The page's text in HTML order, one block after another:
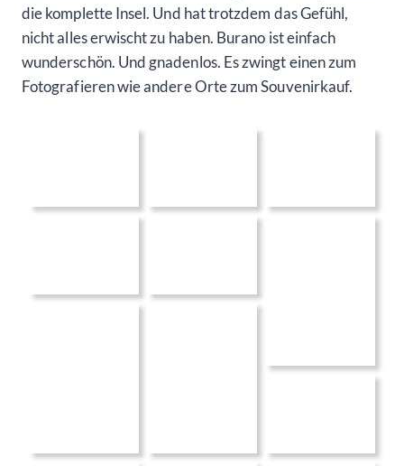
die komplette Insel. Und hat trotzdem das Gefühl,
nicht alles erwischt zu haben. Burano ist einfach
wunderschön. Und gnadenlos. Es zwingt einen zum
Fotografieren wie andere Orte zum Souvenirkauf.